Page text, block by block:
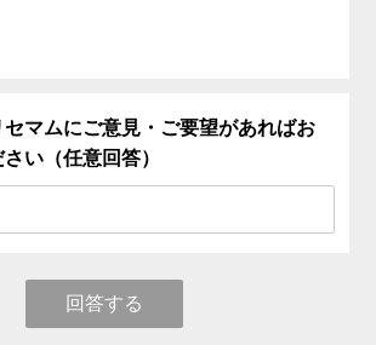
セマムにご意見・ご要望があればお
い（任意回答）
回答する